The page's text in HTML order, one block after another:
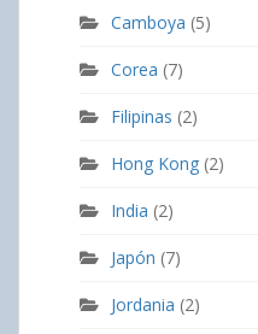
Camboya (5)
Corea (7)
Filipinas (2)
Hong Kong (2)
India (2)
Japón (7)
Jordania (2)